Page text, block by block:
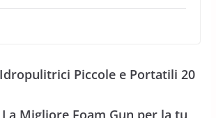
Piccole e Portatili 20
La Migliore Foam Gun per la tu